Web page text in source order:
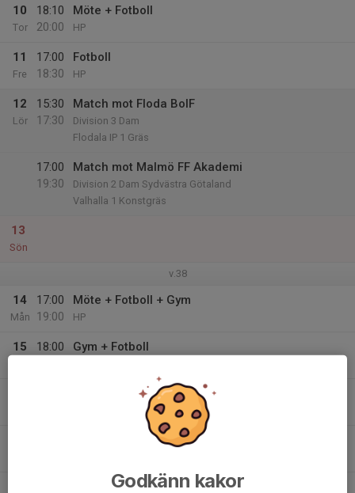
10
Tor
18:10
20:00
Möte + Fotboll
HP
11
Fre
17:00
18:30
Fotboll
HP
12
Lör
15:30
17:30
Match mot Floda BoIF
Division 3 Dam
Flodala IP 1 Gräs
17:00
19:30
Match mot Malmö FF Akademi
Division 2 Dam Sydvästra Götaland
Valhalla 1 Konstgräs
13
Sön
v.38
14
Mån
17:00
19:00
Möte + Fotboll + Gym
HP
15
18:00
Gym + Fotboll
Möte + Fotboll
Godkänn kakor